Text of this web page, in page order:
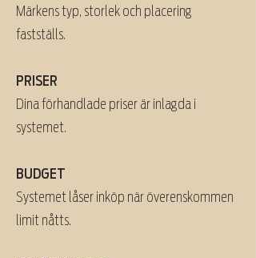
Märkens typ, storlek och placering
fastställs.
PRISER
Dina förhandlade priser är inlagda i
systemet.
BUDGET
Systemet låser inköp när överenskommen
limit nåtts.